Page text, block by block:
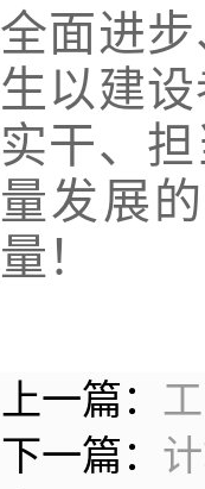
全面进
生以建
实干、
量发展
量！
上一篇：
下一篇：